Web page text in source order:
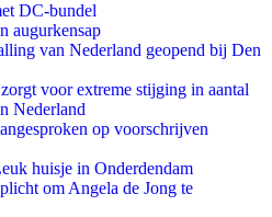
DC-bundel
augurkensap
van Nederland geopend bij Den
voor extreme stijging in aantal
Nederland
op voorschrijven
huisje in Onderdendam
om Angela de Jong te